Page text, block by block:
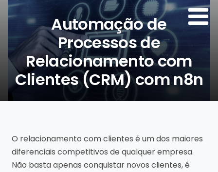
Automação de
Processos de
Relacionamento com
Clientes (CRM) com n8n
O relacionamento com clientes é um dos maiores
diferenciais competitivos de qualquer empresa.
Não basta apenas conquistar novos clientes, é